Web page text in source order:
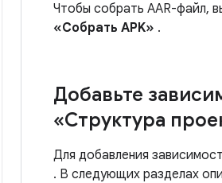
Чтобы собрать AAR-файл,
«Собрать APK» .
Добавьте
«Структура
Для добавления
. В следующих разделах